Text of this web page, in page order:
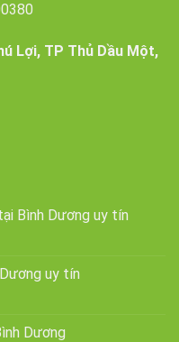
Lợi, TP Thủ Dầu Một,
Bình Dương uy tín
uy tín
Dương